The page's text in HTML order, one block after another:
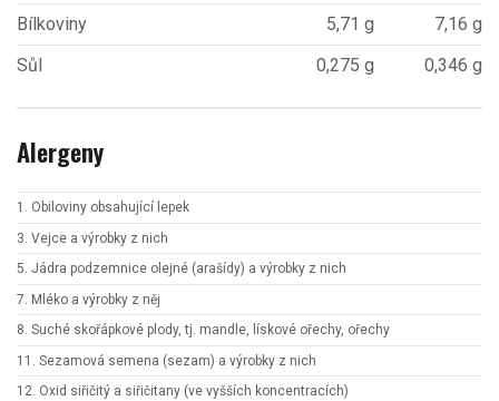
Bílkoviny 5,71 g
7,16 g
Sůl
0,275 g 0,346 g
Alergeny
1. Obiloviny obsahující lepek
3. Vejce a výrobky z nich
5. Jádra podzemnice olejné (arašídy) a výrobky z nich
7. Mléko a výrobky z něj
8. Suché skořápkové plody, tj. mandle, lískové ořechy, ořechy
11. Sezamová semena (sezam) a výrobky z nich
12. Oxid siřičitý a siřičitany (ve vyšších koncentracích)